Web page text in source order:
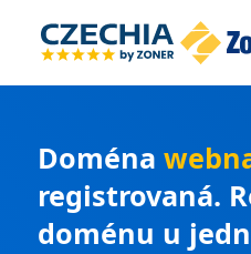
Doména
registrovaná.
doménu u